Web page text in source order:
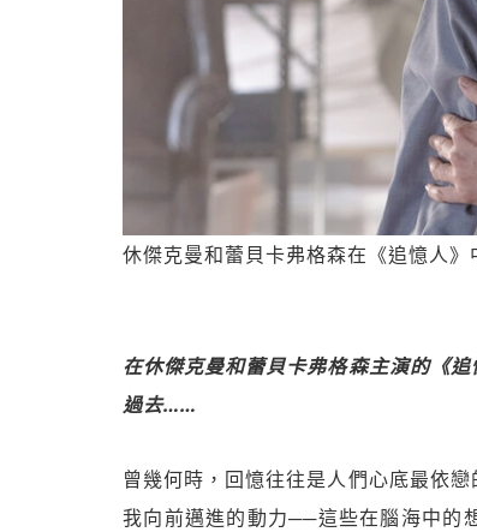
休傑克曼和蕾貝卡弗格森在《追憶人
在休傑克曼和蕾貝卡弗格森主演的《
過去……
曾幾何時，回憶往往是人們心底最依
我向前邁進的動力──這些在腦海中的